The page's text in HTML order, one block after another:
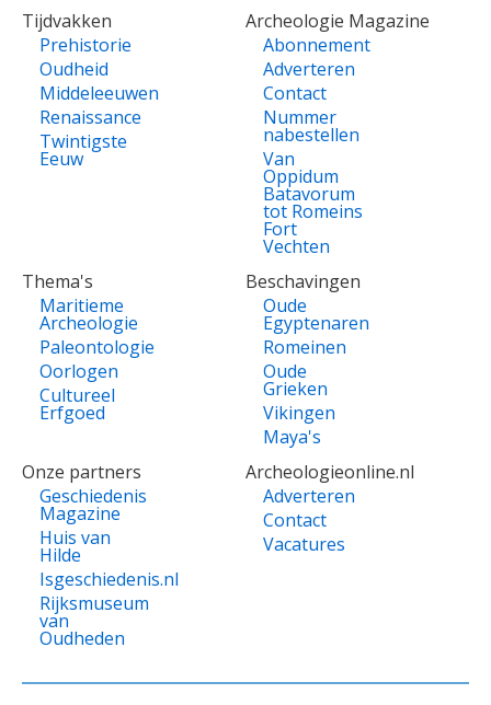
Tijdvakken
Prehistorie
Oudheid
Middeleeuwen
Renaissance
Twintigste
Eeuw
Archeologie Magazine
Abonnement
Adverteren
Contact
Nummer
nabestellen
Van
Oppidum
Batavorum
tot Romeins
Fort
Vechten
Thema's
Maritieme
Archeologie
Paleontologie
Oorlogen
Cultureel
Erfgoed
Beschavingen
Oude
Egyptenaren
Romeinen
Oude
Grieken
Vikingen
Maya's
Onze partners
Geschiedenis
Magazine
Huis van
Hilde
Isgeschiedenis.nl
Rijksmuseum
van
Oudheden
Archeologieonline.nl
Adverteren
Contact
Vacatures